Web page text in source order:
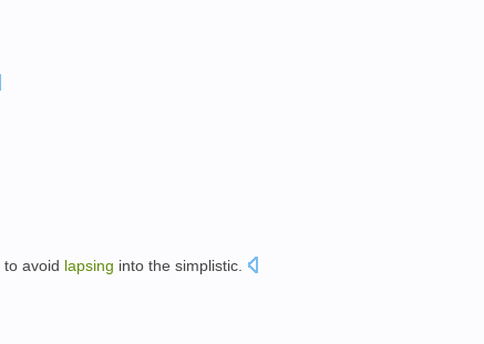
to avoid lapsing into the simplistic.